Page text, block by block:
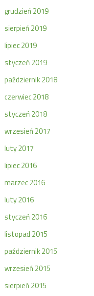
grudzień 2019
sierpień 2019
lipiec 2019
styczeń 2019
październik 2018
czerwiec 2018
styczeń 2018
wrzesień 2017
luty 2017
lipiec 2016
marzec 2016
luty 2016
styczeń 2016
listopad 2015
październik 2015
wrzesień 2015
sierpień 2015